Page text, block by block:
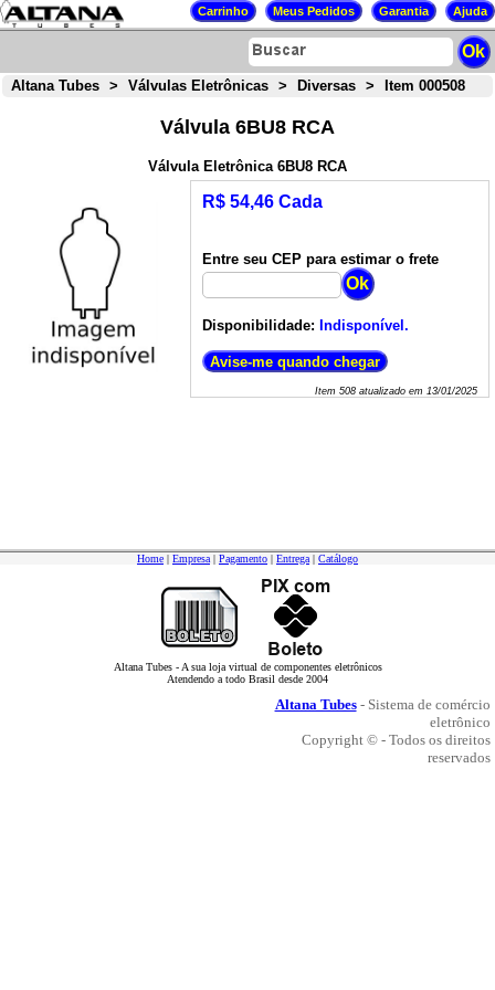
Altana Tubes > Válvulas Eletrônicas > Diversas > Item 000508
Válvula 6BU8 RCA
Válvula Eletrônica 6BU8 RCA
R$ 54,46 Cada
Entre seu CEP para estimar o frete
Disponibilidade: Indisponível.
Item 508atualizado em 13/01/2025
Home | Empresa | Pagamento | Entrega | Catálogo
Altana Tubes - A sua loja virtual de componentes eletrônicos
Atendendo a todo Brasil desde 2004
Altana Tubes- Sistema de comércio
eletrônico
Copyright © - Todos os direitos
reservados